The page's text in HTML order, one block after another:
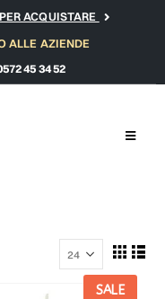
ACQUISTARE
ALLE AZIENDE
45 34 52
SALE